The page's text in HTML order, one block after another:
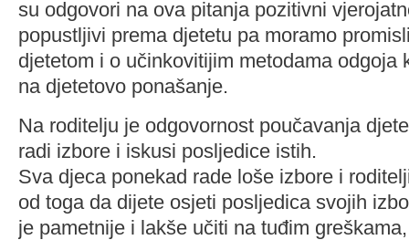
su odgovori na ova pitanja pozitivni
popustljivi prema djetetu pa moramo
djetetom i o učinkovitijim metodama odgoja
na djetetovo ponašanje.
Na roditelju je odgovornost poučavanja
radi izbore i iskusi posljedice istih.
Sva djeca ponekad rade loše izbore i
od toga da dijete osjeti posljedica svojih
je pametnije i lakše učiti na tuđim